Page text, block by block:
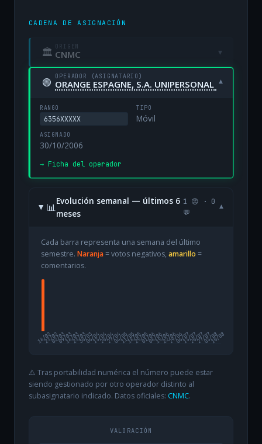
CADENA DE ASIGNACIÓN
🏛 ORIGEN
CNMC ▾
🟢 OPERADOR (ASIGNATARIO)
ORANGE ESPAGNE, S.A. UNIPERSONAL ▾
RANGO
6356XXXXX
TIPO
Móvil
ASIGNADO
30/10/2006
→ Ficha del operador
📊
Evolución semanal — últimos 6
meses
1 😡 · 0
💬
▾
Cada barra representa una semana del último
semestre. Naranja= votos negativos, amarillo =
comentarios.
16/02
23/0202/0309/0316/0323/0330/0306/0413/0420/0427/0404/0511/0518/0525/0501/0608/0615/0622/0629/0606/0713/0720/0727/0703/08
10/08
⚠️ Tras portabilidad numérica el número puede estar
siendo gestionado por otro operador distinto al
subasignatario indicado. Datos oficiales: CNMC.
VALORACIÓN